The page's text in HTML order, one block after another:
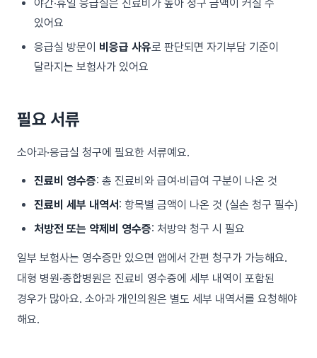
야간·휴일 응급실은 진료비가 높아 청구 금액이 커질 수
있어요
응급실 방문이 비응급 사유로 판단되면 자기부담 기준이
달라지는 보험사가 있어요
필요 서류
소아과·응급실 청구에 필요한 서류예요.
진료비 영수증: 총 진료비와 급여·비급여 구분이 나온 것
진료비 세부 내역서 : 항목별 금액이 나온 것 (실손 청구 필수)
처방전 또는 약제비 영수증: 처방약 청구 시 필요
일부 보험사는 영수증만 있으면 앱에서 간편 청구가 가능해요.
대형 병원·종합병원은 진료비 영수증에 세부 내역이 포함된
경우가 많아요. 소아과 개인의원은 별도 세부 내역서를 요청해야
해요.